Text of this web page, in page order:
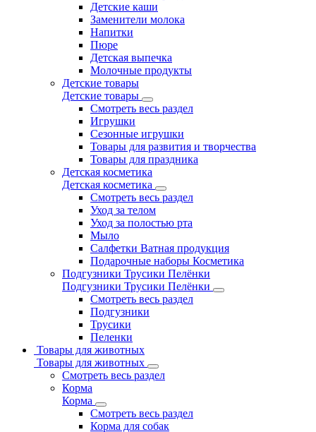
Детские каши
Заменители молока
Напитки
Пюре
Детская выпечка
Молочные продукты
Детские товары
Детские товары
Смотреть весь раздел
Игрушки
Сезонные игрушки
Товары для развития и творчества
Товары для праздника
Детская косметика
Детская косметика
Смотреть весь раздел
Уход за телом
Уход за полостью рта
Мыло
Салфетки Ватная продукция
Подарочные наборы Косметика
Подгузники Трусики Пелёнки
Подгузники Трусики Пелёнки
Смотреть весь раздел
Подгузники
Трусики
Пеленки
Товары для животных
Товары для животных
Смотреть весь раздел
Корма
Корма
Смотреть весь раздел
Корма для собак